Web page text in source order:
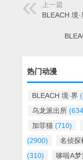
上一篇
BLEACH 境
热门动漫
BLEACH 境·界
乌龙派出所
加菲猫 (710)
(2900)
名侦探
(310)
哆啦A